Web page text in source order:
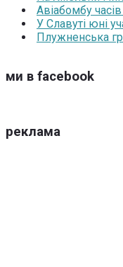
Авіабомбу
У Славуті юні
Плужненська
ми в facebook
реклама